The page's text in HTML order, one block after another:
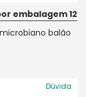
embalagem 12
balão
Dúvida